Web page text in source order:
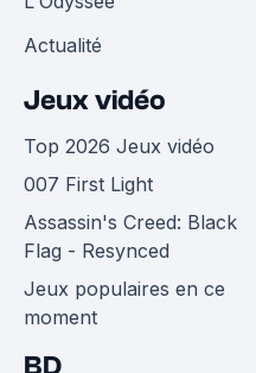
Actualité
Jeux vidéo
Top 2026 Jeux vidéo
007 First Light
Assassin's Creed: Black
Flag - Resynced
Jeux populaires en ce
moment
BD